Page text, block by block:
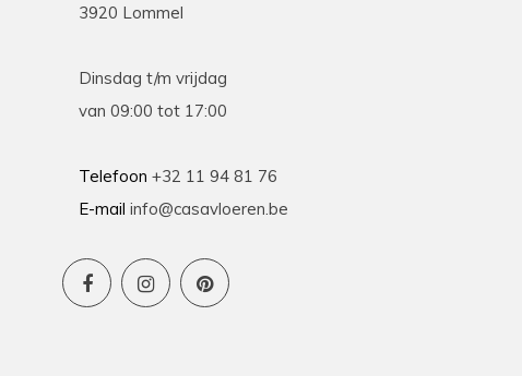
3920 Lommel
Dinsdag t/m vrijdag
van 09:00 tot 17:00
Telefoon +32 11 94 81 76
E-mail info@casavloeren.be